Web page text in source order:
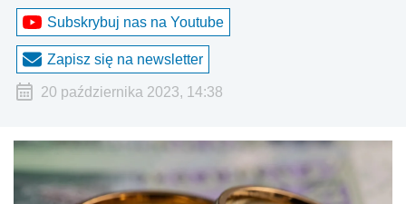
Subskrybuj nas na Youtube
Zapisz się na newsletter
20 października 2023, 14:38